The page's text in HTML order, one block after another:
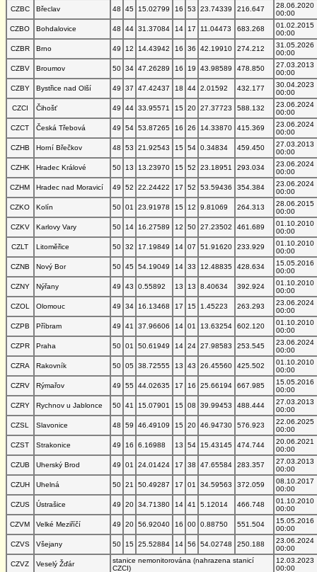
CZBC
Břeclav 48 45 15.02799 16 53 23.74339 216.647
28.06.2020
00:00
CZBO
Bohdalovice 48 44 31.37084 14 17 11.04473 683.268
01.02.2015
00:00
CZBR
Brno 49 12 14.43942 16 36 42.19910 274.212
31.05.2026
00:00
CZBV
Broumov 50 34 47.26289 16 19 43.98589 478.850
27.03.2013
00:00
CZBY
Bystřice nad Olší 49 37 47.42437 18 44 2.01592 432.177
30.04.2023
00:00
CZCI
Čihošť 49 44 33.95571 15 20 27.37723 588.132
23.06.2024
00:00
CZCT
Česká Třebová 49 54 53.87265 16 26 14.33870 415.369
23.06.2024
00:00
CZHB
Horní Břečkov 48 53 21.92543 15 54 0.34834 459.450
27.03.2013
00:00
CZHK
Hradec Králové 50 13 13.23970 15 52 23.18951 293.034
23.06.2024
00:00
CZHM
Hradec nad Moravicí 49 52 22.24422 17 52 53.59436 354.384
23.06.2024
00:00
CZKO
Kolín 50 01 23.91978 15 12 9.81069 264.313
28.06.2015
00:00
CZKV
Karlovy Vary 50 14 16.27589 12 50 27.23502 461.689
01.10.2010
00:00
CZLT
Litoměřice 50 32 17.19849 14 07 51.91620 233.929
01.10.2010
00:00
CZNB
Nový Bor 50 45 54.19049 14 33 12.48835 428.634
15.05.2016
00:00
CZNY
Nýřany 49 43 0.55892 13 13 8.40634 392.924
01.10.2010
00:00
CZOL
Olomouc 49 34 16.13468 17 15 1.45223 263.293
23.06.2024
00:00
CZPB
Příbram 49 41 37.96606 14 01 13.63254 602.120
01.10.2010
00:00
CZPR
Praha 50 01 50.61949 14 24 27.98583 253.545
23.06.2024
00:00
CZRA
Rakovník 50 05 38.72555 13 43 26.45560 425.502
01.10.2010
00:00
CZRV
Rýmařov 49 55 44.02635 17 16 25.66194 667.985
15.05.2016
00:00
CZRY
Rychnov u Jablonce 50 41 15.07901 15 08 39.99453 488.444
27.03.2013
00:00
CZSL
Slavonice 48 59 46.49109 15 20 46.94730 576.923
22.06.2025
00:00
CZST
Strakonice 49 16 6.16988 13 54 15.43145 474.744
20.06.2021
00:00
CZUB
Uherský Brod 49 01 24.01424 17 38 47.65584 283.357
27.03.2013
00:00
CZUH
Uhelná 50 21 50.49287 17 01 34.59563 372.059
08.10.2017
00:00
CZUS
Ústrašice 49 20 34.71380 14 41 5.12014 466.748
01.10.2010
00:00
CZVM
Velké Meziříčí 49 20 56.92040 16 00 0.88750 551.504
15.05.2016
00:00
CZVS
Všejany 50 15 25.52884 14 56 54.02748 250.188
23.06.2024
00:00
CZVZ
Veselý Žďár
stanice nemonitorována (nahrazena stanicí
CZCI)
12.03.2023
00:00